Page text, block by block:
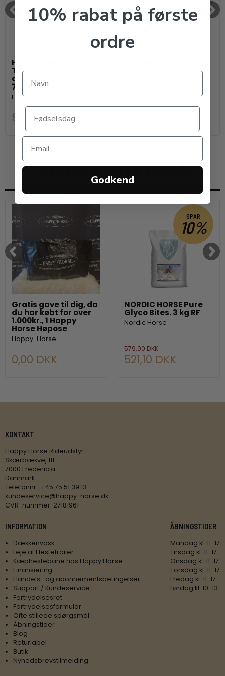
HORSEGUARD
Trailerstrop eller
opbindingskæde.
70cm
HorseGuard
99,00 DKK
Trailerstrop
ANDRE KØBTE OGSÅ
Gratis gave til dig, da
du har købt for over
1.000kr., 1 Happy
Horse Høpose
Happy-Horse
0,00 DKK
SPAR
10%
NORDIC HORSE Pure
Glyco Bites. 3 kg RF
Nordic Horse
579,00 DKK
521,10 DKK
KONTAKT
Happy Horse Rideudstyr
Skærbækvej 111
7000 Fredericia
Danmark
Telefonnr.: +45 75 51 39 13
kundeservice@happy-horse.dk
CVR-nummer: 27181961
INFORMATION
Dækkenvask
Leje af Hestetrailer
Kæphestebane hos Happy Horse
Finansiering
Handels- og abonnementsbetingelser
Support / Kundeservice
Fortrydelsesret
Fortrydelsesformular
Ofte stillede spørgsmål
Åbningstider
Blog
Returlabel
Butik
Nyhedsbrevstilmelding
ÅBNINGSTIDER
Mandag kl. 11-17
Tirsdag kl. 11-17
Onsdag kl. 11-17
Torsdag kl. 11-17
Fredag kl. 11-17
Lørdag kl. 10-13
10% rabat på første
ordre
Godkend